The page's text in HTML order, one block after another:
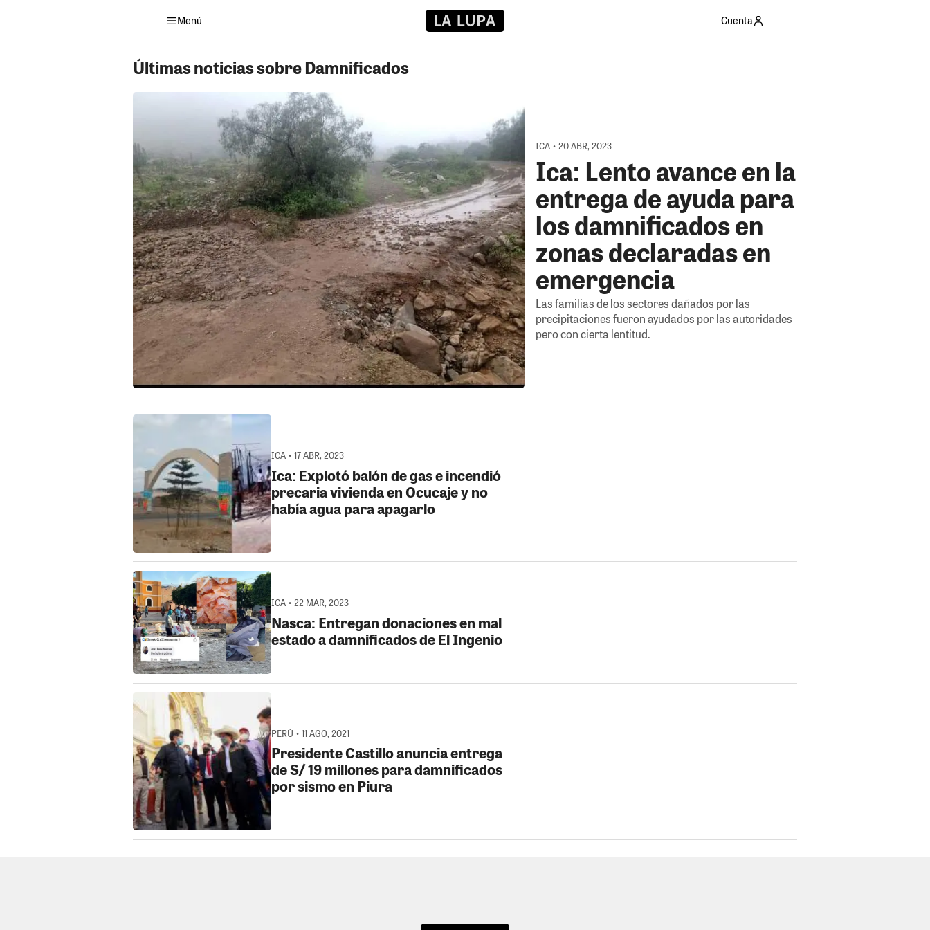
Menú Cuenta
Últimas noticias sobre Damnificados
ICA • 20 ABR, 2023
Ica: Lento avance en la
entrega de ayuda para
los damnificados en
zonas declaradas en
emergencia
Las familias de los sectores dañados por las
precipitaciones fueron ayudados por las autoridades
pero con cierta lentitud.
ICA • 17 ABR, 2023
Ica: Explotó balón de gas e incendió
precaria vivienda en Ocucaje y no
había agua para apagarlo
ICA • 22 MAR, 2023
Nasca: Entregan donaciones en mal
estado a damnificados de El Ingenio
PERÚ • 11 AGO, 2021
Presidente Castillo anuncia entrega
de S/ 19 millones para damnificados
por sismo en Piura